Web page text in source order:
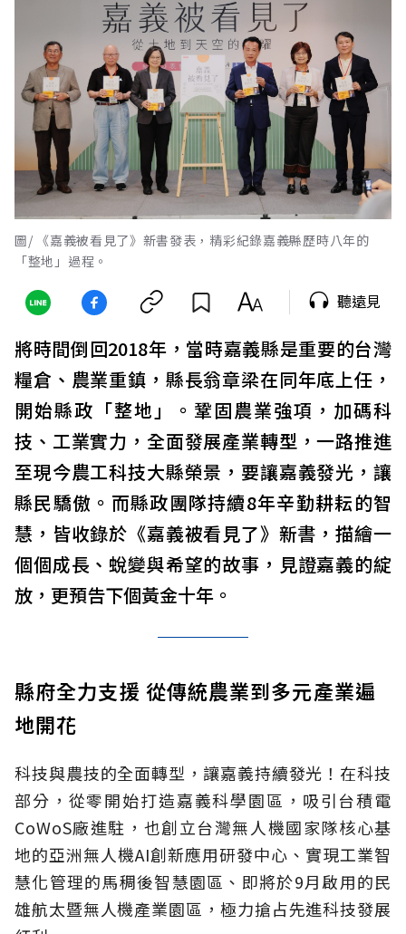
圖/ 《嘉義被看見了》新書發表，精彩紀錄嘉義縣歷時八年的
「整地」過程。
聽遠見
將時間倒回2018年，當時嘉義縣是重要的台灣
糧倉、農業重鎮，縣長翁章梁在同年底上任，
開始縣政「整地」。鞏固農業強項，加碼科
技、工業實力，全面發展產業轉型，一路推進
至現今農工科技大縣榮景，要讓嘉義發光，讓
縣民驕傲。而縣政團隊持續8年辛勤耕耘的智
慧，皆收錄於《嘉義被看見了》新書，描繪一
個個成長、蛻變與希望的故事，見證嘉義的綻
放，更預告下個黃金十年。
縣府全力支援 從傳統農業到多元產業遍
地開花
科技與農技的全面轉型，讓嘉義持續發光！在科技
部分，從零開始打造嘉義科學園區，吸引台積電
CoWoS廠進駐，也創立台灣無人機國家隊核心基
地的亞洲無人機AI創新應用研發中心、實現工業智
慧化管理的馬稠後智慧園區、即將於9月啟用的民
雄航太暨無人機產業園區，極力搶占先進科技發展